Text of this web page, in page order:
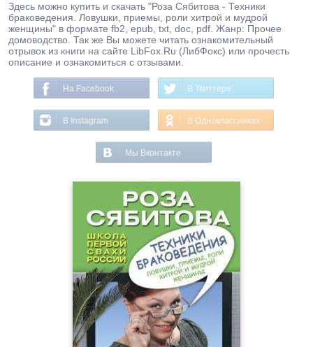
Здесь можно купить и скачать "Роза Сябитова - Техники
браковедения. Ловушки, приемы, роли хитрой и мудрой
женщины" в формате fb2, epub, txt, doc, pdf. Жанр: Прочее
домоводство. Так же Вы можете читать ознакомительный
отрывок из книги на сайте LibFox.Ru (ЛибФокс) или прочесть
описание и ознакомиться с отзывами.
На Facebook В Твиттере
В Instagram В Одноклассниках
Мы Вконтакте